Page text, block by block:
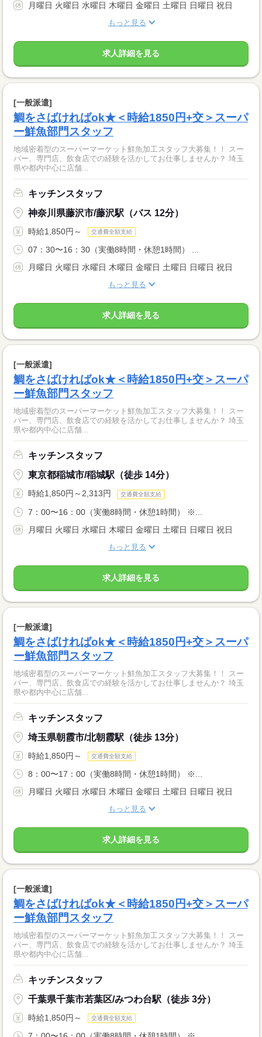
月曜日 火曜日 水曜日 木曜日 金曜日 土曜日 日曜日 祝日
もっと見る
求人詳細を見る
[一般派遣]
鯛をさばければok★＜時給1850円+交＞スーパ
ー鮮魚部門スタッフ
地域密着型のスーパーマーケット鮮魚加工スタッフ大募集！！ スー
パー、専門店、飲食店での経験を活かしてお仕事しませんか？ 埼玉
県や都内中心に店舗...
キッチンスタッフ
神奈川県藤沢市/藤沢駅（バス 12分）
時給1,850円～ 交通費全額支給
07：30〜16：30（実働8時間・休憩1時間） ...
月曜日 火曜日 水曜日 木曜日 金曜日 土曜日 日曜日 祝日
もっと見る
求人詳細を見る
[一般派遣]
鯛をさばければok★＜時給1850円+交＞スーパ
ー鮮魚部門スタッフ
地域密着型のスーパーマーケット鮮魚加工スタッフ大募集！！ スー
パー、専門店、飲食店での経験を活かしてお仕事しませんか？ 埼玉
県や都内中心に店舗...
キッチンスタッフ
東京都稲城市/稲城駅（徒歩 14分）
時給1,850円～2,313円 交通費全額支給
7：00〜16：00（実働8時間・休憩1時間） ※...
月曜日 火曜日 水曜日 木曜日 金曜日 土曜日 日曜日 祝日
もっと見る
求人詳細を見る
[一般派遣]
鯛をさばければok★＜時給1850円+交＞スーパ
ー鮮魚部門スタッフ
地域密着型のスーパーマーケット鮮魚加工スタッフ大募集！！ スー
パー、専門店、飲食店での経験を活かしてお仕事しませんか？ 埼玉
県や都内中心に店舗...
キッチンスタッフ
埼玉県朝霞市/北朝霞駅（徒歩 13分）
時給1,850円～ 交通費全額支給
8：00〜17：00（実働8時間・休憩1時間） ※...
月曜日 火曜日 水曜日 木曜日 金曜日 土曜日 日曜日 祝日
もっと見る
求人詳細を見る
[一般派遣]
鯛をさばければok★＜時給1850円+交＞スーパ
ー鮮魚部門スタッフ
地域密着型のスーパーマーケット鮮魚加工スタッフ大募集！！ スー
パー、専門店、飲食店での経験を活かしてお仕事しませんか？ 埼玉
県や都内中心に店舗...
キッチンスタッフ
千葉県千葉市若葉区/みつわ台駅（徒歩 3分）
時給1,850円～ 交通費全額支給